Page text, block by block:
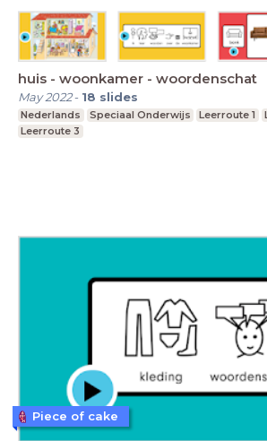
huis - woonkamer - woordenschat
May 2022- 18 slides
Nederlands Speciaal Onderwijs Leerroute 1
Leerroute 3
Piece of cake